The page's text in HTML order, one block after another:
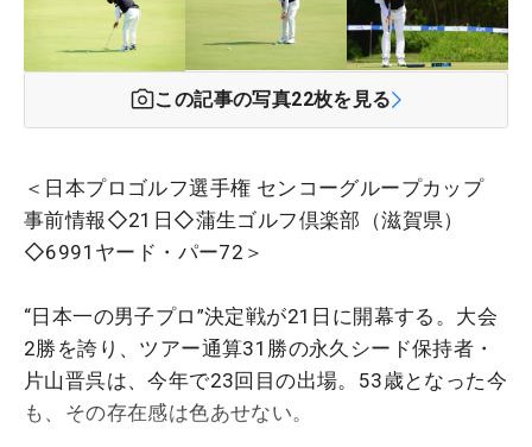
この記事の写真22枚を見る
＜日本プロゴルフ選手権 センコーグループカップ
事前情報◇21日◇蒲生ゴルフ倶楽部（滋賀県）
◇6991ヤード・パー72＞
“日本一の男子プロ”決定戦が21日に開幕する。大会
2勝を誇り、ツアー通算31勝の永久シード保持者・
片山晋呉は、今年で23回目の出場。53歳となった今
も、その存在感は色あせない。